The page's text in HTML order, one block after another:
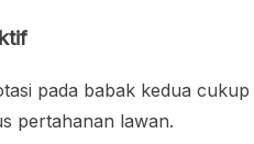
pada babak kedua
pertahanan lawan.